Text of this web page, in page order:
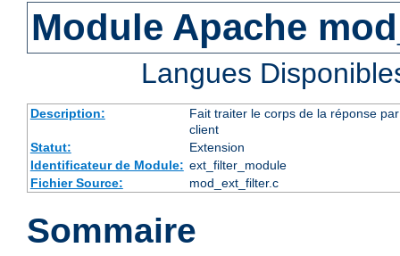
Module Apache
Langues
Description:
Fait traiter le corps de la réponse
client
Statut:
Extension
Identificateur de Module: ext_filter_module
Fichier Source:
mod_ext_filter.c
Sommaire